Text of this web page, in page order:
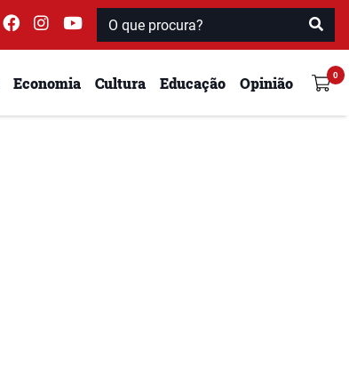
Economia Cultura Educação Opinião